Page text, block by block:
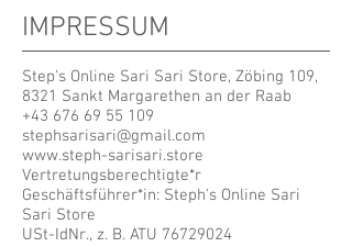
IMPRESSUM
Step's Online Sari Sari Store, Zöbing 109,
8321 Sankt Margarethen an der Raab
+43 676 69 55 109
stephsarisari@gmail.com
www.steph-sarisari.store
Vertretungsberechtigte*r
Geschäftsführer*in: Steph's Online Sari
Sari Store
USt-IdNr., z. B. ATU 76729024